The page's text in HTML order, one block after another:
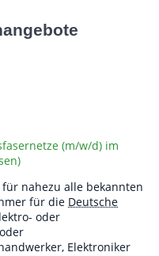
(m/w/d) im
nahezu alle bekannten
für die Deutsche
oder
Elektroniker